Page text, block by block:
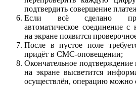
подтвердить совершение
Если всё сделано
автоматическое соединение
на экране появится
После в пустое поле
придёт в СМС-оповещении;
Окончательное
на экране высветится
осуществлён, операцию можно